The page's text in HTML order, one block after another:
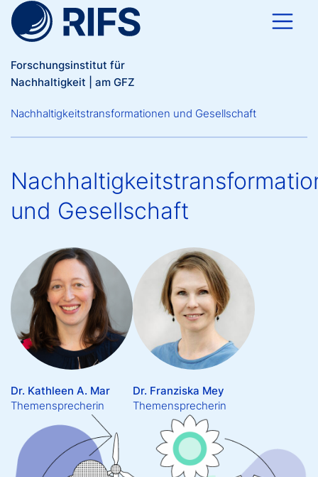
Direkt zum Inhalt
Forschungsinstitut für
Nachhaltigkeit | am GFZ
Breadcrumb
Nachhaltigkeitstransformationen und Gesellschaft
und Gesellschaft
Dr. Kathleen A. Mar
Themensprecherin
Dr. Franziska Mey
Themensprecherin